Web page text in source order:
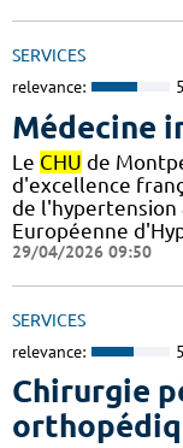
SERVICES
relevance:
Médecine
Le CHU de
d'excellence
de l'hypertension
Européenne
29/04/2026 09:50
SERVICES
relevance:
Chirurgie